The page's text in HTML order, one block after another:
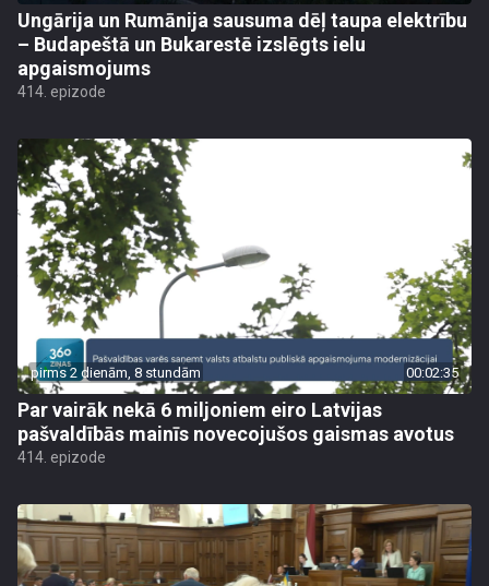
Ungārija un Rumānija sausuma dēļ taupa elektrību
– Budapeštā un Bukarestē izslēgts ielu
apgaismojums
414. epizode
pirms 2 dienām, 8 stundām 00:02:35
Par vairāk nekā 6 miljoniem eiro Latvijas
pašvaldībās mainīs novecojušos gaismas avotus
414. epizode